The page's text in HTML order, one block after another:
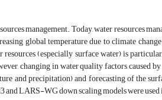
management. Today, water resources
global temperature due to climate
(especially surface water) is
changing in water quality factors caused
and precipitation) and forecasting of the
LARS-WG down scaling models were